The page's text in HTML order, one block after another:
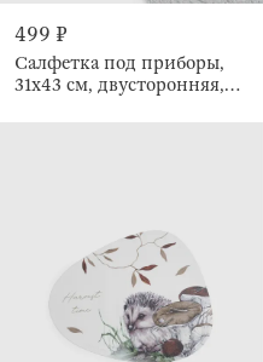
499 ₽
Салфетка под приборы,
31x43 см, двусторонняя,